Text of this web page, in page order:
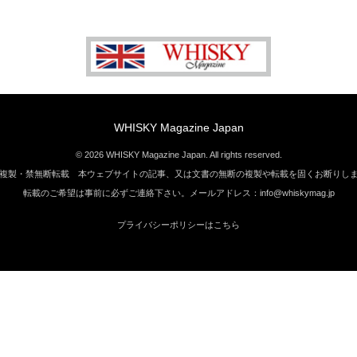
WHISKY Magazine Japan
© 2026 WHISKY Magazine Japan. All rights reserved.
製・禁無断転載 本ウェブサイトの記事、又は文書の無断の複製や転載を固くお断りし
転載のご希望は事前に必ずご連絡下さい。メールアドレス：info@whiskymag.jp
プライバシーポリシーはこちら